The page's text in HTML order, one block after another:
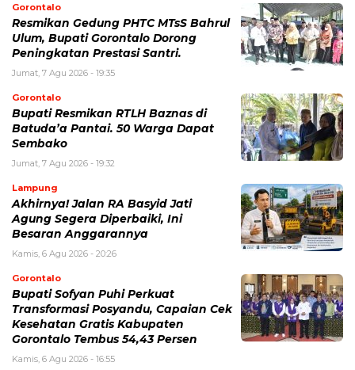
Gorontalo
Resmikan Gedung PHTC MTsS Bahrul
Ulum, Bupati Gorontalo Dorong
Peningkatan Prestasi Santri.
Jumat, 7 Agu 2026 - 19:35
Gorontalo
Bupati Resmikan RTLH Baznas di
Batuda’a Pantai. 50 Warga Dapat
Sembako
Jumat, 7 Agu 2026 - 19:32
Lampung
Akhirnya! Jalan RA Basyid Jati
Agung Segera Diperbaiki, Ini
Besaran Anggarannya
Kamis, 6 Agu 2026 - 20:26
Gorontalo
Bupati Sofyan Puhi Perkuat
Transformasi Posyandu, Capaian Cek
Kesehatan Gratis Kabupaten
Gorontalo Tembus 54,43 Persen
Kamis, 6 Agu 2026 - 16:55